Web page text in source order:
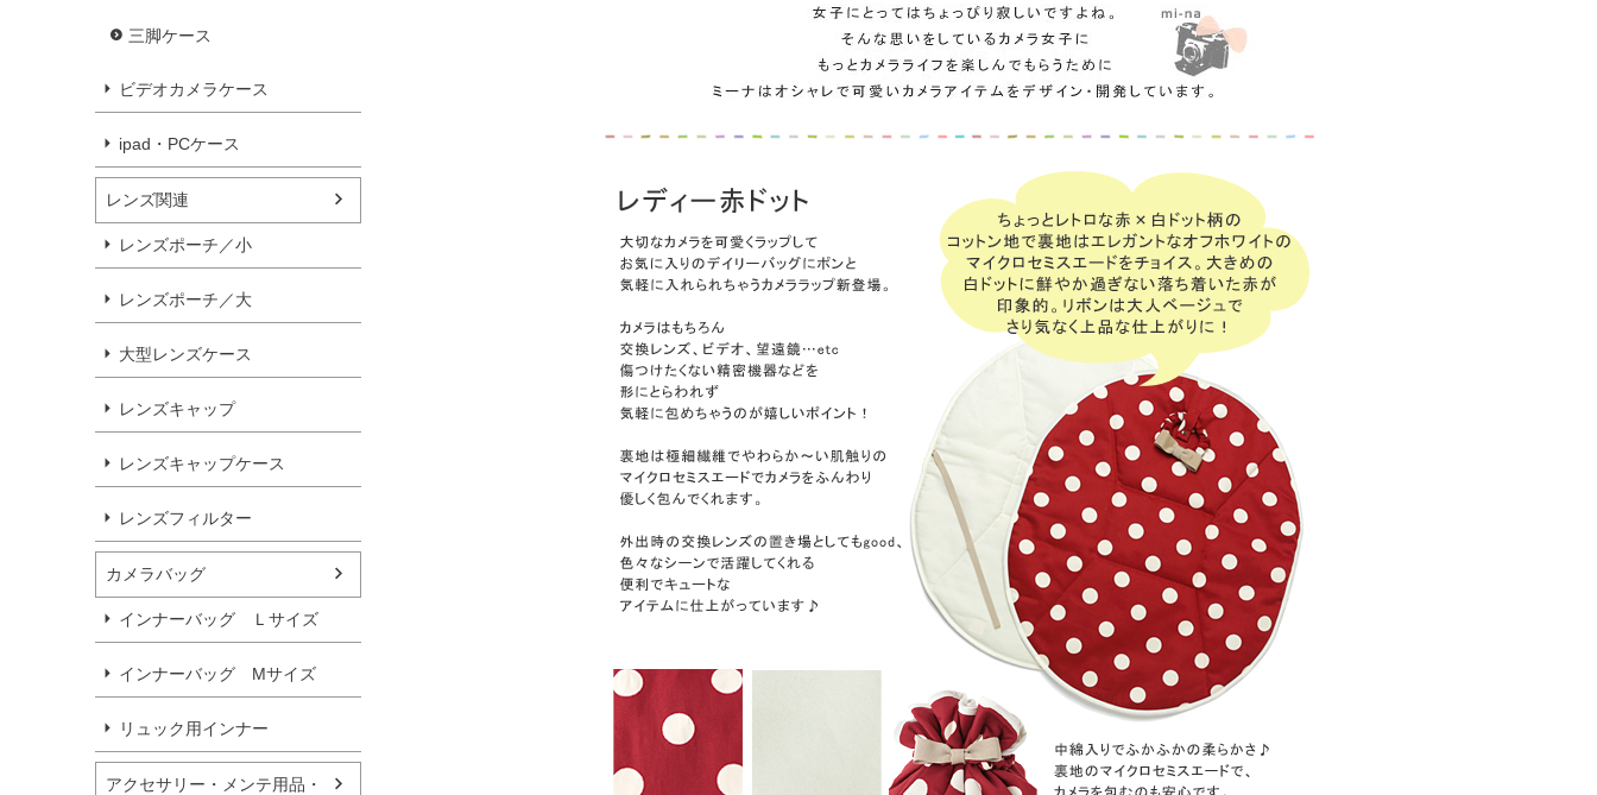
三脚ケース
ビデオカメラケース
ipad・PCケース
レンズ関連
レンズポーチ／小
レンズポーチ／大
大型レンズケース
レンズキャップ
レンズキャップケース
レンズフィルター
カメラバッグ
インナーバッグ Ｌサイズ
インナーバッグ Мサイズ
リュック用インナー
アクセサリー・メンテ用品・